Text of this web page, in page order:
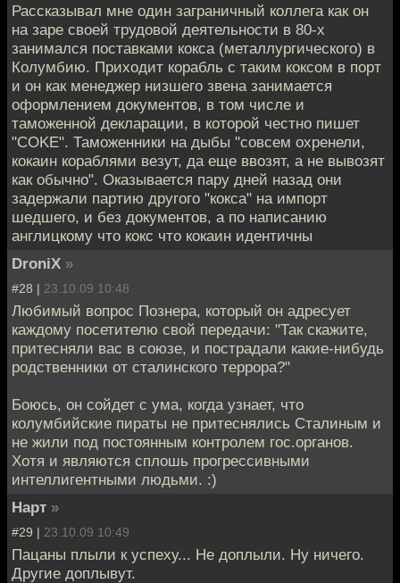
Рассказывал мне один заграничный коллега как он
на заре своей трудовой деятельности в 80-х
занимался поставками кокса (металлургического) в
Колумбию. Приходит корабль с таким коксом в порт
и он как менеджер низшего звена занимается
оформлением документов, в том числе и
таможенной декларации, в которой честно пишет
"COKE". Таможенники на дыбы "совсем охренели,
кокаин кораблями везут, да еще ввозят, а не вывозят
как обычно". Оказывается пару дней назад они
задержали партию другого "кокса" на импорт
шедшего, и без документов, а по написанию
англицкому что кокс что кокаин идентичны
DroniX »
#28 | 23.10.09 10:48
Любимый вопрос Познера, который он адресует
каждому посетителю свой передачи: "Так скажите,
притесняли вас в союзе, и пострадали какие-нибудь
родственники от сталинского террора?"
Боюсь, он сойдет с ума, когда узнает, что
колумбийские пираты не притеснялись Сталиным и
не жили под постоянным контролем гос.органов.
Хотя и являются сплошь прогрессивными
интеллигентными людьми. :)
Нарт »
#29 | 23.10.09 10:49
Пацаны плыли к успеху... Не доплыли. Ну ничего.
Другие доплывут.